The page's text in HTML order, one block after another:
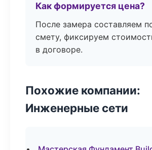
Как формируется цена?
После замера составляем
смету, фиксируем
в договоре.
Похожие компании:
Инженерные сети